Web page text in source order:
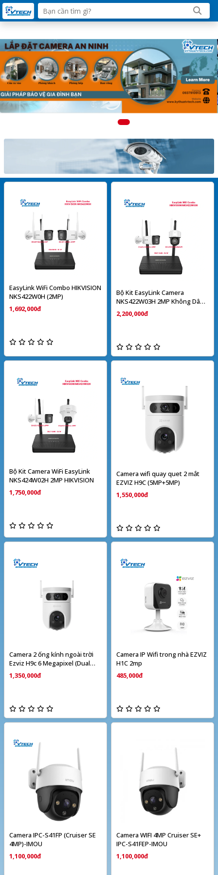
EasyLink WiFi Combo HIKVISION
NKS422W0H (2MP)
1,692,000đ
Bộ Kit EasyLink Camera
NKS422W03H 2MP Không Dây
HIKVISION
2,200,000đ
Bộ Kit Camera WiFi EasyLink
NKS424W02H 2MP HIKVISION
1,750,000đ
Camera wifi quay quet 2 mắt
EZVIZ H9C (5MP+5MP)
1,550,000đ
Camera 2 ống kính ngoài trời
Ezviz H9c 6 Megapixel (Dual
camera)
1,350,000đ
Camera IP Wifi trong nhà EZVIZ
H1C 2mp
485,000đ
Camera IPC-S41FP (Cruiser SE
4MP)-IMOU
1,100,000đ
Camera WIFI 4MP Cruiser SE+
IPC-S41FEP-IMOU
1,100,000đ